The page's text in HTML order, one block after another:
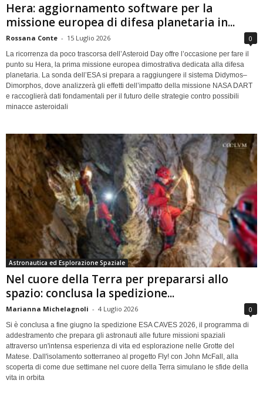
Hera: aggiornamento software per la
missione europea di difesa planetaria in...
Rossana Conte - 15 Luglio 2026 0
La ricorrenza da poco trascorsa dell’Asteroid Day offre l’occasione per fare il
punto su Hera, la prima missione europea dimostrativa dedicata alla difesa
planetaria. La sonda dell’ESA si prepara a raggiungere il sistema Didymos–
Dimorphos, dove analizzerà gli effetti dell’impatto della missione NASA DART
e raccoglierà dati fondamentali per il futuro delle strategie contro possibili
minacce asteroidali
Astronautica ed Esplorazione Spaziale
Nel cuore della Terra per prepararsi allo
spazio: conclusa la spedizione...
Marianna Michelagnoli - 4 Luglio 2026 0
Si è conclusa a fine giugno la spedizione ESA CAVES 2026, il programma di
addestramento che prepara gli astronauti alle future missioni spaziali
attraverso un'intensa esperienza di vita ed esplorazione nelle Grotte del
Matese. Dall'isolamento sotterraneo al progetto Fly! con John McFall, alla
scoperta di come due settimane nel cuore della Terra simulano le sfide della
vita in orbita